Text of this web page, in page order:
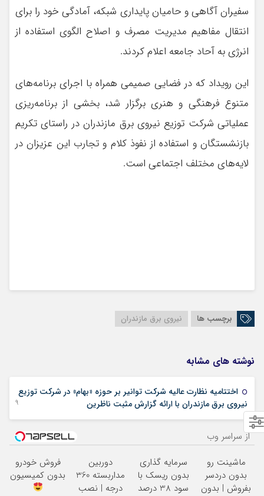
سفیران آگاهی و حامیان پایداری شبکه، آمادگی خود را برای
انتقال مفاهیم مدیریت مصرف و اصلاح الگوی استفاده از
انرژی به آحاد جامعه اعلام کردند.
این رویداد که در فضایی صمیمی همراه با اجرای برنامه‌های
متنوع فرهنگی و هنری برگزار شد، بخشی از برنامه‌ریزی
عملیاتی شرکت توزیع نیروی برق مازندران در راستای تکریم
بازنشستگان و استفاده از نفوذ کلام و تجارب این عزیزان در
لایه‌های مختلف اجتماعی است.
برچسب ها نیروی برق مازندران
نوشته های مشابه
اختتامیه نظارت عالیه شرکت توانیر بر حوزه «بهام» در شرکت توزیع
نیروی برق مازندران با ارائه گزارش مثبت ناظرین
19 دسامبر 2025
از سراسر وب
ماشینت رو
بدون دردسر
بفروش | بدون
سرمایه گذاری
بدون ریسک با
سود 38 درصد
دوربین
مداربسته 360
درجه | نصب
فروش خودرو
بدون کمیسیون